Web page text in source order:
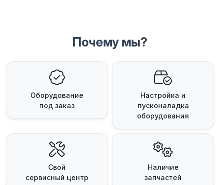
Почему мы?
Оборудование
под заказ
Настройка и
пусконаладка
оборудования
Свой
сервисный центр
Наличие
запчастей